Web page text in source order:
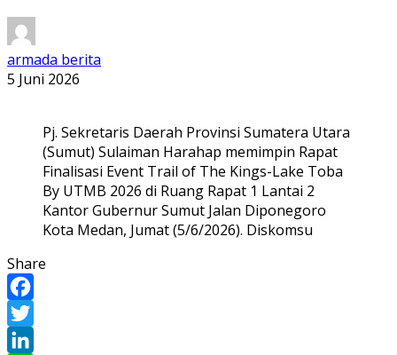
armada berita
5 Juni 2026
Pj. Sekretaris Daerah Provinsi Sumatera Utara
(Sumut) Sulaiman Harahap memimpin Rapat
Finalisasi Event Trail of The Kings-Lake Toba
By UTMB 2026 di Ruang Rapat 1 Lantai 2
Kantor Gubernur Sumut Jalan Diponegoro
Kota Medan, Jumat (5/6/2026). Diskomsu
Share
Facebook
Twitter